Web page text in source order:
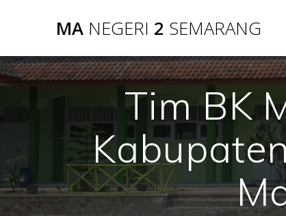
MA NEGERI 2 SEMARANG
Tim BK